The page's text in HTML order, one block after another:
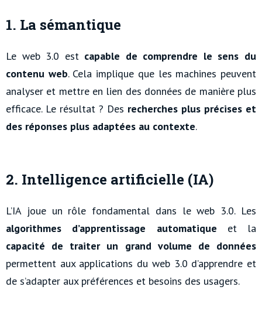
1. La sémantique
Le web 3.0 est capable de comprendre le sens du
contenu web. Cela implique que les machines peuvent
analyser et mettre en lien des données de manière plus
efficace. Le résultat ? Des recherches plus précises et
des réponses plus adaptées au contexte.
2. Intelligence artificielle (IA)
L’IA joue un rôle fondamental dans le web 3.0. Les
algorithmes d’apprentissage automatique et la
capacité de traiter un grand volume de données
permettent aux applications du web 3.0 d’apprendre et
de s’adapter aux préférences et besoins des usagers.